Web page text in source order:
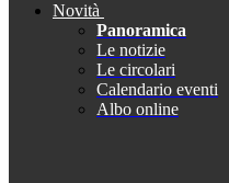
Novità
Panoramica
Le notizie
Le circolari
Calendario eventi
Albo online